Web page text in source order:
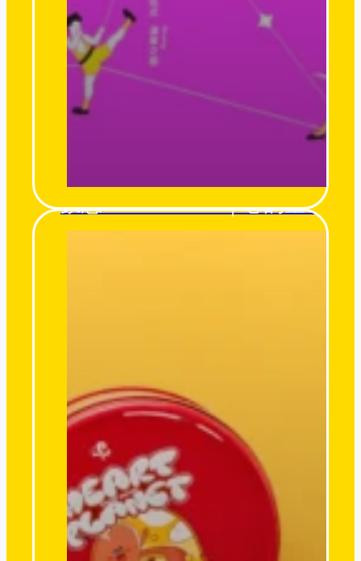
蒙恩 Heart Planet｜心的星球